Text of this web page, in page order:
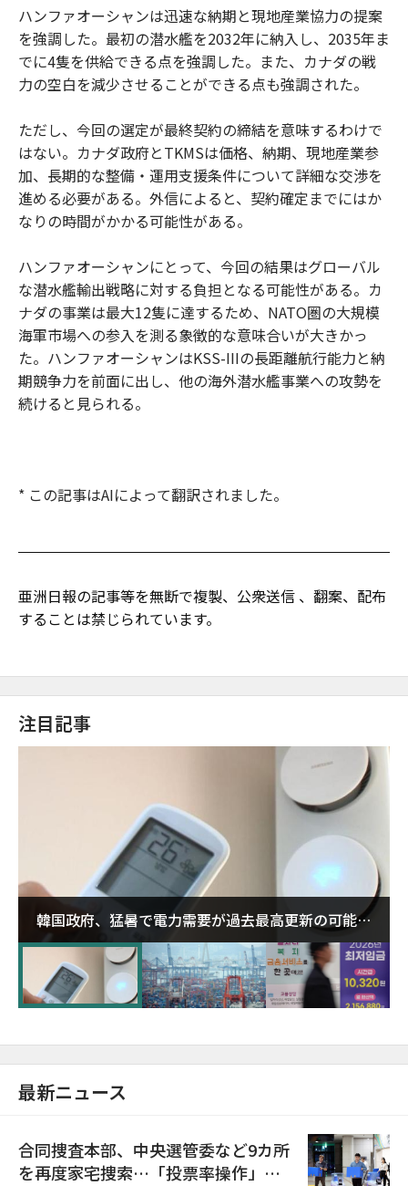
ハンファオーシャンは迅速な納期と現地産業協力の提案
を強調した。最初の潜水艦を2032年に納入し、2035年ま
でに4隻を供給できる点を強調した。また、カナダの戦
力の空白を減少させることができる点も強調された。
ただし、今回の選定が最終契約の締結を意味するわけで
はない。カナダ政府とTKMSは価格、納期、現地産業参
加、長期的な整備・運用支援条件について詳細な交渉を
進める必要がある。外信によると、契約確定までにはか
なりの時間がかかる可能性がある。
ハンファオーシャンにとって、今回の結果はグローバル
な潜水艦輸出戦略に対する負担となる可能性がある。カ
ナダの事業は最大12隻に達するため、NATO圏の大規模
海軍市場への参入を測る象徴的な意味合いが大きかっ
た。ハンファオーシャンはKSS-IIIの長距離航行能力と納
期競争力を前面に出し、他の海外潜水艦事業への攻勢を
続けると見られる。
* この記事はAIによって翻訳されました。
亜洲日報の記事等を無断で複製、公衆送信 、翻案、配布
することは禁じられています。
注目記事
韓国政府、猛暑で電力需要が過去最高更新の可能性
に需給対応体制を点検
最新ニュース
合同捜査本部、中央選管委など9カ所
を再度家宅捜索…「投票率操作」の